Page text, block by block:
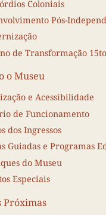
Coloniais
Pós-
de Transformação
o Museu
e Acessibilidade
de Funcionamento
dos Ingressos
Guiadas e Programas
do Museu
Especiais
Próximas